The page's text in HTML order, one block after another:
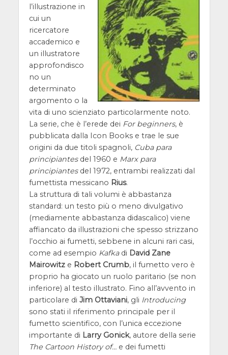
l’illustrazione in
cui un
ricercatore
accademico e
un illustratore
approfondisco
no un
determinato
argomento o la
vita di uno scienziato particolarmente noto.
La serie, che è l’erede dei For beginners, è
pubblicata dalla Icon Books e trae le sue
origini da due titoli spagnoli, Cuba para
principiantesdel 1960 e Marx para
principiantesdel 1972, entrambi realizzati dal
fumettista messicano Rius.
La struttura di tali volumi è abbastanza
standard: un testo più o meno divulgativo
(mediamente abbastanza didascalico) viene
affiancato da illustrazioni che spesso strizzano
l’occhio ai fumetti, sebbene in alcuni rari casi,
come ad esempio Kafkadi David Zane
Mairowitze Robert Crumb, il fumetto vero è
proprio ha giocato un ruolo paritario (se non
inferiore) al testo illustrato. Fino all’avvento in
particolare di Jim Ottaviani, gli Introducing
sono stati il riferimento principale per il
fumetto scientifico, con l’unica eccezione
importante di Larry Gonick, autore della serie
The Cartoon History of…e dei fumetti